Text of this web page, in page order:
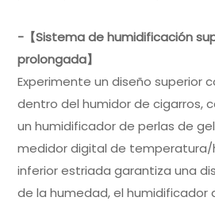
-【Sistema de humidificación
prolongada】
Experimente un diseño superior
dentro del humidor de cigarros,
un humidificador de perlas de
medidor digital de temperatura/
inferior estriada garantiza una
de la humedad, el humidificador